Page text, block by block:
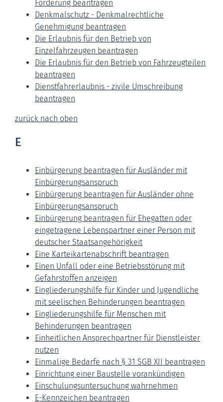
Förderung beantragen
Denkmalschutz - Denkmalrechtliche
Genehmigung beantragen
Die Erlaubnis für den Betrieb von
Einzelfahrzeugen beantragen
Die Erlaubnis für den Betrieb von Fahrzeugteilen
beantragen
Dienstfahrerlaubnis - zivile Umschreibung
beantragen
zurück nach oben
E
Einbürgerung beantragen für Ausländer mit
Einbürgerungsanspruch
Einbürgerung beantragen für Ausländer ohne
Einbürgerungsanspruch
Einbürgerung beantragen für Ehegatten oder
eingetragene Lebenspartner einer Person mit
deutscher Staatsangehörigkeit
Eine Karteikartenabschrift beantragen
Einen Unfall oder eine Betriebsstörung mit
Gefahrstoffen anzeigen
Eingliederungshilfe für Kinder und Jugendliche
mit seelischen Behinderungen beantragen
Eingliederungshilfe für Menschen mit
Behinderungen beantragen
Einheitlichen Ansprechpartner für Dienstleister
nutzen
Einmalige Bedarfe nach § 31 SGB XII beantragen
Einrichtung einer Baustelle vorankündigen
Einschulungsuntersuchung wahrnehmen
E-Kennzeichen beantragen